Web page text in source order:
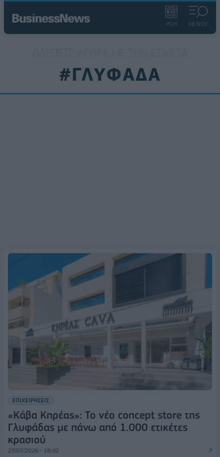
ΡΟΗ ΜΕΝΟΥ
#ΓΛΥΦΑΔΑ
ΕΠΙΧΕΙΡΗΣΕΙΣ
«Κάβα Κηρέας»: Το νέο concept store της
Γλυφάδας με πάνω από 1.000 ετικέτες
κρασιού
23/07/2026 - 18:02